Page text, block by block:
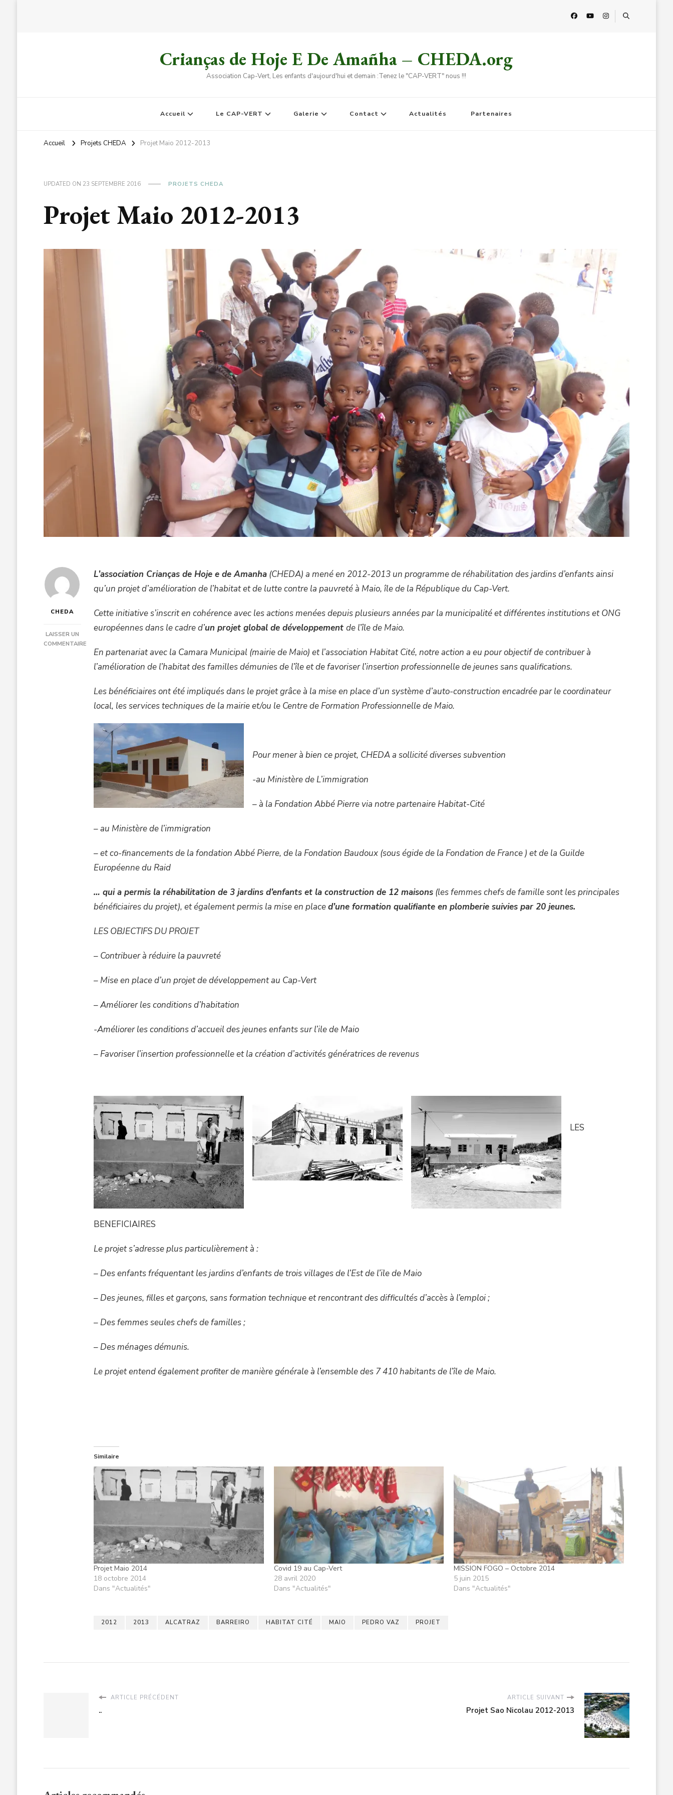
Crianças de Hoje E De Amañha – CHEDA.org
Association Cap-Vert, Les enfants d'aujourd'hui et demain :Tenez le "CAP-VERT" nous !!!
Accueil Le CAP-VERT Galerie Contact Actualités Partenaires
Accueil Projets CHEDA Projet Maio 2012-2013
UPDATED ON 23 SEPTEMBRE 2016 PROJETS CHEDA
Projet Maio 2012-2013
CHEDA
LAISSER UN
COMMENTAIRE
L’association Crianças de Hoje e de Amanha(CHEDA) a mené en 2012-2013 un programme de réhabilitation des jardins d’enfants ainsi
qu’un projet d’amélioration de l’habitat et de lutte contre la pauvreté à Maio, île de la République du Cap-Vert.
Cette initiative s’inscrit en cohérence avec les actions menées depuis plusieurs années par la municipalité et différentes institutions et ONG
européennes dans le cadre d’un projet global de développement de l’île de Maio.
En partenariat avec la Camara Municipal (mairie de Maio) et l’association Habitat Cité, notre action a eu pour objectif de contribuer à
l’amélioration de l’habitat des familles démunies de l’île et de favoriser l’insertion professionnelle de jeunes sans qualifications.
Les bénéficiaires ont été impliqués dans le projet grâce à la mise en place d’un système d’auto-construction encadrée par le coordinateur
local, les services techniques de la mairie et/ou le Centre de Formation Professionnelle de Maio.
Pour mener à bien ce projet, CHEDA a sollicité diverses subvention
-au Ministère de L’immigration
– à la Fondation Abbé Pierre via notre partenaire Habitat-Cité
– au Ministère de l’immigration
– et co-financements de la fondation Abbé Pierre, de la Fondation Baudoux (sous égide de la Fondation de France ) et de la Guilde
Européenne du Raid
… qui a permis la réhabilitation de 3 jardins d’enfants et la construction de 12 maisons(les femmes chefs de famille sont les principales
bénéficiaires du projet), et également permis la mise en placed’une formation qualifiante en plomberie suivies par 20 jeunes.
LES OBJECTIFS DU PROJET
– Contribuer à réduire la pauvreté
– Mise en place d’un projet de développement au Cap-Vert
– Améliorer les conditions d’habitation
-Améliorer les conditions d’accueil des jeunes enfants sur l’ile de Maio
– Favoriser l’insertion professionnelle et la création d’activités génératrices de revenus
LES
BENEFICIAIRES
Le projet s’adresse plus particulièrement à :
– Des enfants fréquentant les jardins d’enfants de trois villages de l’Est de l’ïle de Maio
– Des jeunes, filles et garçons, sans formation technique et rencontrant des difficultés d’accès à l’emploi ;
– Des femmes seules chefs de familles ;
– Des ménages démunis.
Le projet entend également profiter de manière générale à l’ensemble des 7 410 habitants de l’île de Maio.
Similaire
Projet Maio 2014
18 octobre 2014
Dans "Actualités"
Covid 19 au Cap-Vert
28 avril 2020
Dans "Actualités"
MISSION FOGO – Octobre 2014
5 juin 2015
Dans "Actualités"
2012 2013 ALCATRAZ BARREIRO HABITAT CITÉ MAIO PEDRO VAZ PROJET
ARTICLE PRÉCÉDENT
..
ARTICLE SUIVANT
Projet Sao Nicolau 2012-2013